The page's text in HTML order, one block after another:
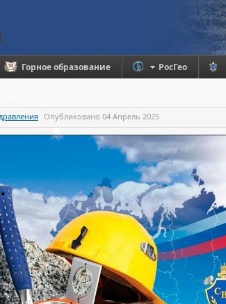
Горное образование РосГео
Опубликовано 04 Апрель 2025